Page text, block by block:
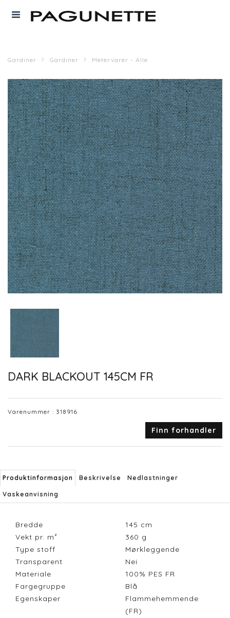
Gardiner Gardiner Metervarer - Alle
DARK BLACKOUT 145CM FR
Varenummer : 318916
Finn forhandler
Produktinformasjon Beskrivelse Nedlastninger
Vaskeanvisning
Bredde 145 cm
Vekt pr. m²
360 g
Type stoff
Mørkleggende
Transparent
Nei
Materiale
100% PES FR
Fargegruppe
Blå
Egenskaper
Flammehemmende
(FR)